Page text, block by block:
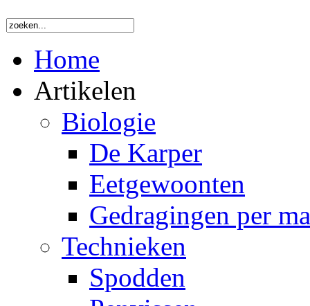
Home
Artikelen
Biologie
De Karper
Eetgewoonten
Gedragingen per
Technieken
Spodden